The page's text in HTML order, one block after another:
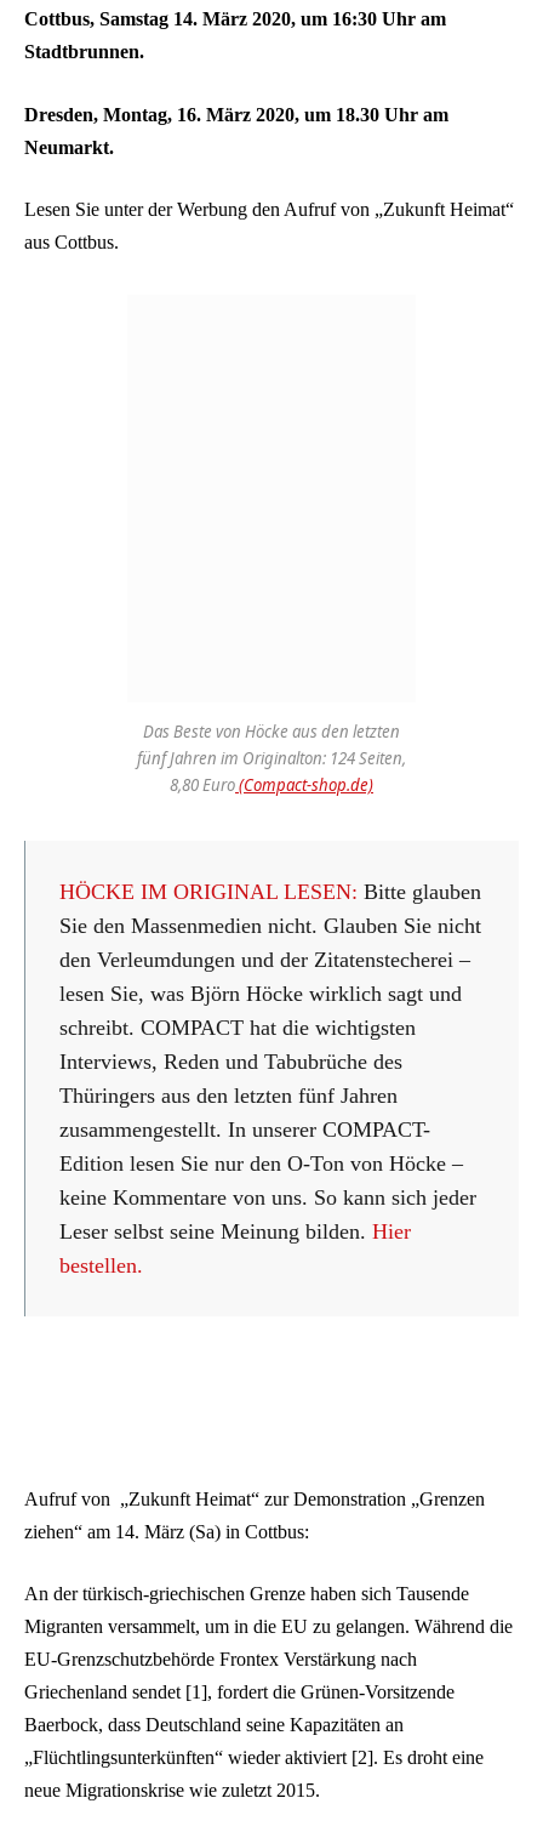
Cottbus, Samstag 14. März 2020, um 16:30 Uhr am
Stadtbrunnen.
Dresden, Montag, 16. März 2020, um 18.30 Uhr am
Neumarkt.
Lesen Sie unter der Werbung den Aufruf von „Zukunft Heimat“
aus Cottbus.
Das Beste von Höcke aus den letzten
fünf Jahren im Originalton: 124 Seiten,
8,80 Euro(Compact-shop.de)
HÖCKE IM ORIGINAL LESEN: Bitte glauben
Sie den Massenmedien nicht. Glauben Sie nicht
den Verleumdungen und der Zitatenstecherei –
lesen Sie, was Björn Höcke wirklich sagt und
schreibt. COMPACT hat die wichtigsten
Interviews, Reden und Tabubrüche des
Thüringers aus den letzten fünf Jahren
zusammengestellt. In unserer COMPACT-
Edition lesen Sie nur den O-Ton von Höcke –
keine Kommentare von uns. So kann sich jeder
Leser selbst seine Meinung bilden. Hier
bestellen.
Aufruf von „Zukunft Heimat“ zur Demonstration „Grenzen
ziehen“ am 14. März (Sa) in Cottbus:
An der türkisch-griechischen Grenze haben sich Tausende
Migranten versammelt, um in die EU zu gelangen. Während die
EU-Grenzschutzbehörde Frontex Verstärkung nach
Griechenland sendet [1], fordert die Grünen-Vorsitzende
Baerbock, dass Deutschland seine Kapazitäten an
„Flüchtlingsunterkünften“ wieder aktiviert [2]. Es droht eine
neue Migrationskrise wie zuletzt 2015.